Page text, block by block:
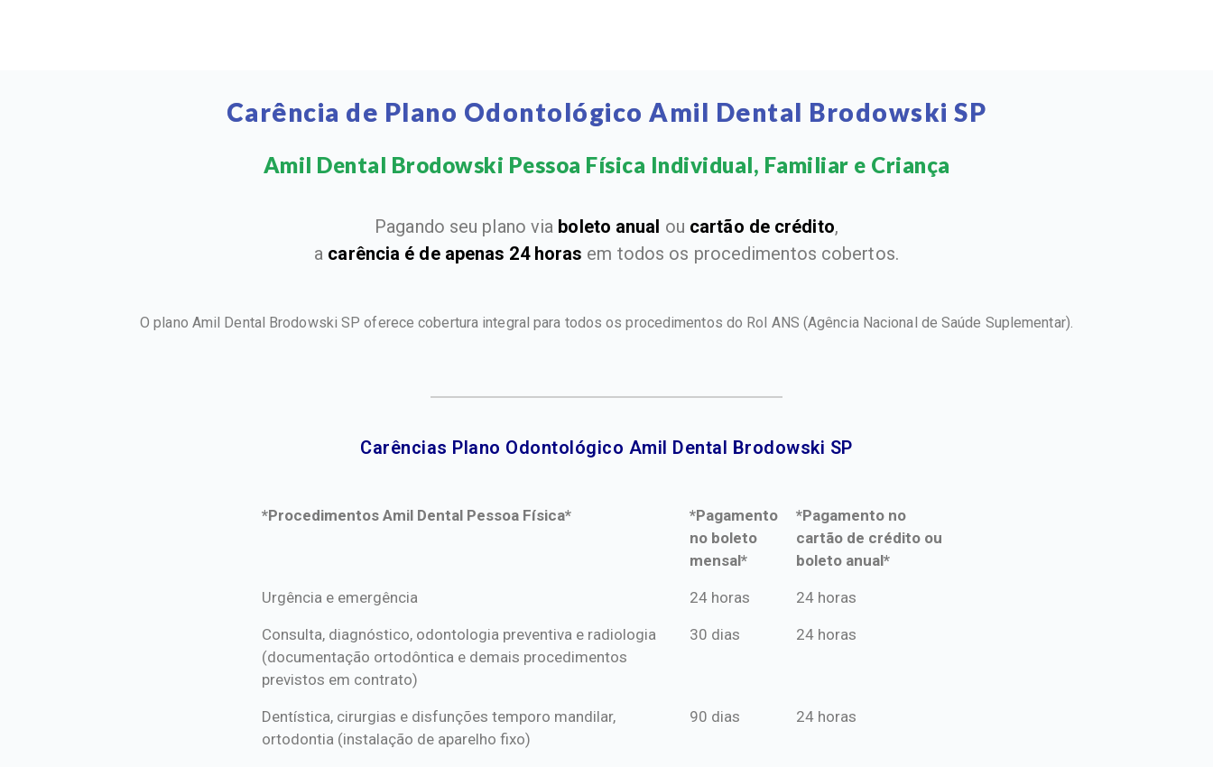
Carência de Plano Odontológico Amil Dental Brodowski SP
Amil Dental Brodowski Pessoa Física Individual, Familiar e Criança​
Pagando seu plano via boleto anual ou cartão de crédito,
a carência é de apenas 24 horas em todos os procedimentos cobertos.
O plano Amil Dental Brodowski SP oferece cobertura integral para todos os procedimentos do Rol ANS (Agência Nacional de Saúde Suplementar).
Carências Plano Odontológico Amil Dental Brodowski SP​
*Procedimentos Amil Dental Pessoa Física*
*Pagamento
no boleto
mensal*
*Pagamento no
cartão de crédito ou
boleto anual*
*Procedimentos Amil Dental Pessoa Física*
*Pagamento
mensal*
*Pagamento no
boleto anual*
Urgência e emergência 24 horas 24 horas
Consulta, diagnóstico, odontologia preventiva e radiologia
(documentação ortodôntica e demais procedimentos
previstos em contrato)
30 dias 24 horas
Dentística, cirurgias e disfunções temporo mandilar,
ortodontia (instalação de aparelho fixo)
90 dias 24 horas